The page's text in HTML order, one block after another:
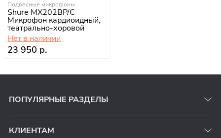
Подвесные микрофоны
Shure MX202BP/C
Микрофон кардиоидный,
театрально-хоровой
Нет в наличии
23 950 р.
ПОПУЛЯРНЫЕ РАЗДЕЛЫ
КЛИЕНТАМ